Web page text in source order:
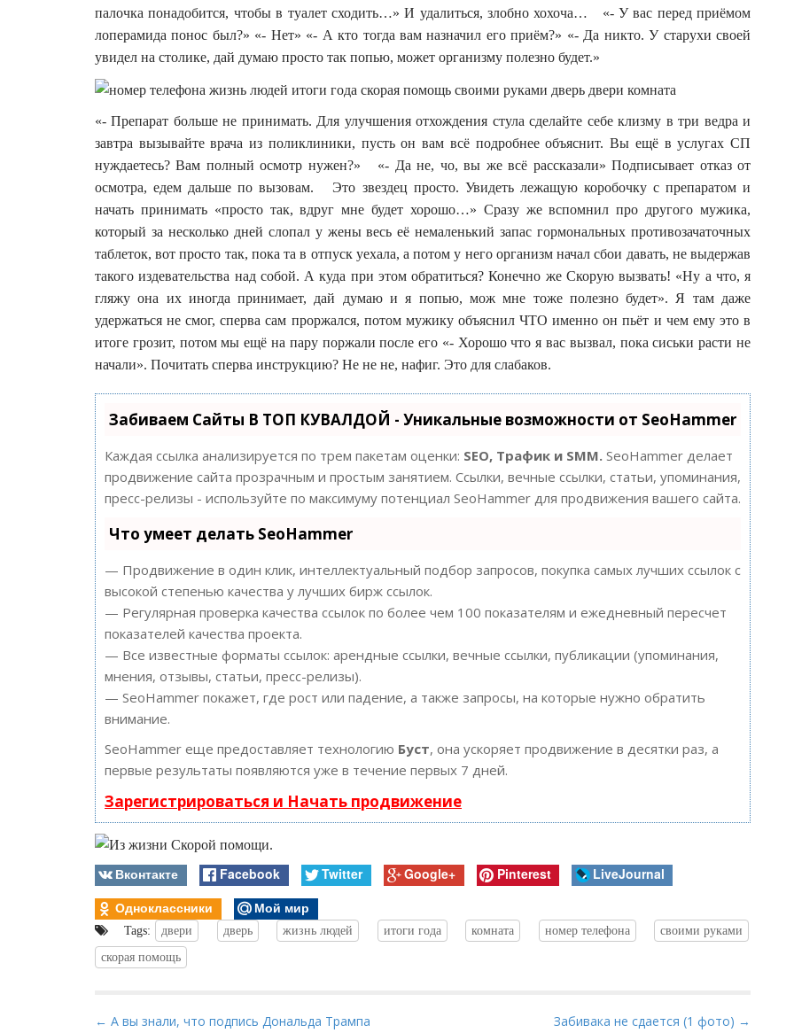
палочка понадобится, чтобы в туалет сходить…» И удалиться, злобно хохоча… «- У вас перед приёмом
лоперамида понос был?» «- Нет» «- А кто тогда вам назначил его приём?» «- Да никто. У старухи своей
увидел на столике, дай думаю просто так попью, может организму полезно будет.»
«- Препарат больше не принимать. Для улучшения отхождения стула сделайте себе клизму в три ведра и
завтра вызывайте врача из поликлиники, пусть он вам всё подробнее объяснит. Вы ещё в услугах СП
нуждаетесь? Вам полный осмотр нужен?» «- Да не, чо, вы же всё рассказали» Подписывает отказ от
осмотра, едем дальше по вызовам. Это звездец просто. Увидеть лежащую коробочку с препаратом и
начать принимать «просто так, вдруг мне будет хорошо…» Сразу же вспомнил про другого мужика,
который за несколько дней слопал у жены весь её немаленький запас гормональных противозачаточных
таблеток, вот просто так, пока та в отпуск уехала, а потом у него организм начал сбои давать, не выдержав
такого издевательства над собой. А куда при этом обратиться? Конечно же Скорую вызвать! «Ну а что, я
гляжу она их иногда принимает, дай думаю и я попью, мож мне тоже полезно будет». Я там даже
удержаться не смог, сперва сам проржался, потом мужику объяснил ЧТО именно он пьёт и чем ему это в
итоге грозит, потом мы ещё на пару поржали после его «- Хорошо что я вас вызвал, пока сиськи расти не
начали». Почитать сперва инструкцию? Не не не, нафиг. Это для слабаков.
Забиваем Сайты В ТОП КУВАЛДОЙ - Уникальные возможности от SeoHammer
Каждая ссылка анализируется по трем пакетам оценки: SEO, Трафик и SMM. SeoHammer делает
продвижение сайта прозрачным и простым занятием. Ссылки, вечные ссылки, статьи, упоминания,
пресс-релизы - используйте по максимуму потенциал SeoHammer для продвижения вашего сайта.
Что умеет делать SeoHammer
— Продвижение в один клик, интеллектуальный подбор запросов, покупка самых лучших ссылок с
высокой степенью качества у лучших бирж ссылок.
— Регулярная проверка качества ссылок по более чем 100 показателям и ежедневный пересчет
показателей качества проекта.
— Все известные форматы ссылок: арендные ссылки, вечные ссылки, публикации (упоминания,
мнения, отзывы, статьи, пресс-релизы).
— SeoHammer покажет, где рост или падение, а также запросы, на которые нужно обратить
внимание.
SeoHammer еще предоставляет технологию Буст, она ускоряет продвижение в десятки раз, а
первые результаты появляются уже в течение первых 7 дней.
Зарегистрироваться и Начать продвижение
Вконтакте Facebook Twitter Google+ Pinterest
LiveJournal
Одноклассники
Мой мир
Tags: двери дверь жизнь людей итоги года комната номер телефона
своими руками
скорая помощь
P
← А вы знали, что подпись Дональда Трампа
Забивака не сдается (1 фото) →